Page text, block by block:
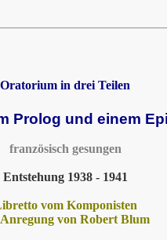
Oratorium in drei Teilen
Prolog und einem
französisch gesungen
Entstehung 1938 - 1941
vom Komponisten
von Robert Blum